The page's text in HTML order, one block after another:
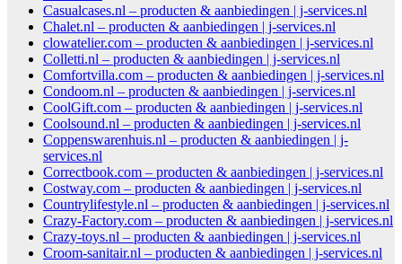
Casualcases.nl – producten & aanbiedingen | j-services.nl
Chalet.nl – producten & aanbiedingen | j-services.nl
clowatelier.com – producten & aanbiedingen | j-services.nl
Colletti.nl – producten & aanbiedingen | j-services.nl
Comfortvilla.com – producten & aanbiedingen | j-services.nl
Condoom.nl – producten & aanbiedingen | j-services.nl
CoolGift.com – producten & aanbiedingen | j-services.nl
Coolsound.nl – producten & aanbiedingen | j-services.nl
Coppenswarenhuis.nl – producten & aanbiedingen | j-
services.nl
Correctbook.com – producten & aanbiedingen | j-services.nl
Costway.com – producten & aanbiedingen | j-services.nl
Countrylifestyle.nl – producten & aanbiedingen | j-services.nl
Crazy-Factory.com – producten & aanbiedingen | j-services.nl
Crazy-toys.nl – producten & aanbiedingen | j-services.nl
Croom-sanitair.nl – producten & aanbiedingen | j-services.nl